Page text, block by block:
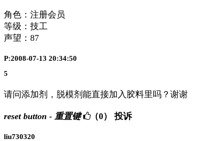
角色：注册会员
等级：技工
声望： 87
P:2008-07-13 20:34:50
5
请问添加剂，脱模剂能直接加入胶料里吗？谢谢
reset button - 重置键 （0） 投诉
liu730320